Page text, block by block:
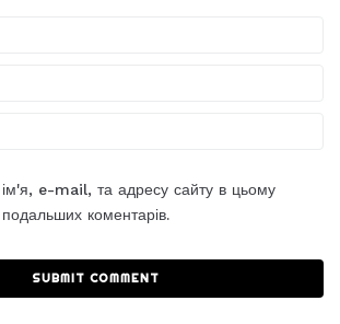
e-mail, та адресу сайту в цьому
коментарів.